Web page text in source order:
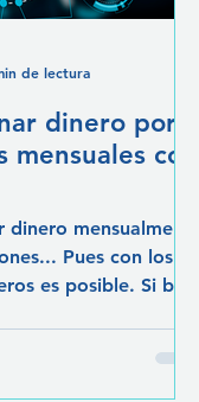
dinero por
mensualmente
Pues con los
es posible. Si bien
de lectura